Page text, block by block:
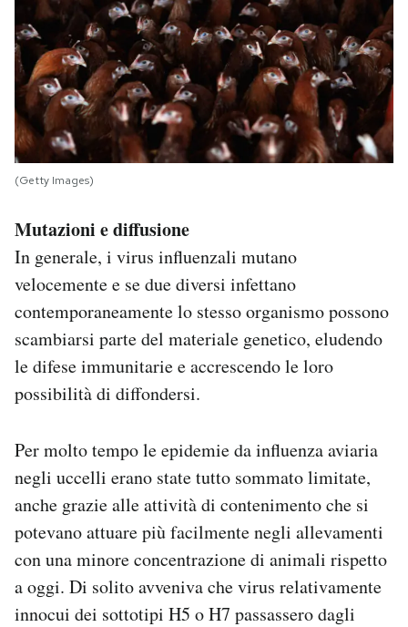
(Getty Images)
Mutazioni e diffusione
In generale, i virus influenzali mutano
velocemente e se due diversi infettano
contemporaneamente lo stesso organismo possono
scambiarsi parte del materiale genetico, eludendo
le difese immunitarie e accrescendo le loro
possibilità di diffondersi.
Per molto tempo le epidemie da influenza aviaria
negli uccelli erano state tutto sommato limitate,
anche grazie alle attività di contenimento che si
potevano attuare più facilmente negli allevamenti
con una minore concentrazione di animali rispetto
a oggi. Di solito avveniva che virus relativamente
innocui dei sottotipi H5 o H7 passassero dagli